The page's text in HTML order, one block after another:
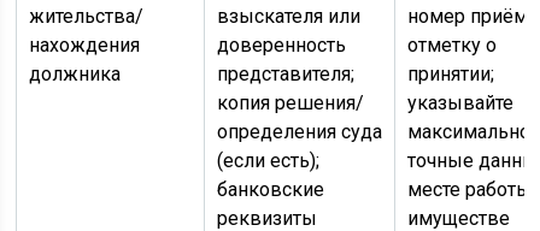
жительства/
нахождения
должника
взыскателя или
доверенность
представителя;
копия решения/
определения суда
(если есть);
банковские
реквизиты
номер
отметку о
принятии;
указывайте
максимально
точные
месте работы
имуществе